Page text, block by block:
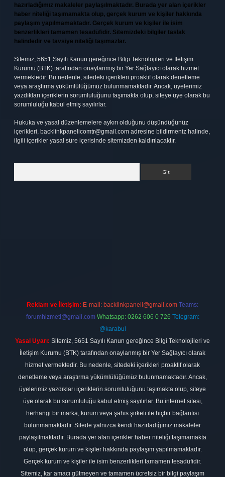
hazırladığımız makaleler paylaşılmaktadır. Burada yer alan içerikler
haber niteliği taşımamakta olup, gerçek kurum ve kişiler hakkında
paylaşım yapılmamaktadır. Gerçek kurum ve kişiler ile isim
benzerlikleri tamamen tesadüfidir. Sitemizdeki bilgiler taslak
halindedir ve tavsiye niteliği taşımazlar.
Sitemiz, 5651 Sayılı Kanun gereğince Bilgi Teknolojileri ve İletişim
Kurumu (BTK) tarafından onaylanmış bir Yer Sağlayıcı olarak hizmet
vermektedir. Bu nedenle, sitedeki içerikleri proaktif olarak denetleme
veya araştırma yükümlülüğümüz bulunmamaktadır. Ancak, üyelerimiz
yazdıkları içeriklerin sorumluluğunu taşımakta olup, siteye üye olarak bu
sorumluluğu kabul etmiş sayılırlar.
Hukuka ve yasal düzenlemelere aykırı olduğunu düşündüğünüz
içerikleri, backlinkpanelicomtr@gmail.com adresine bildirmeniz halinde,
ilgili içerikler yasal süre içerisinde sitemizden kaldırılacaktır.
Reklam ve İletişim: E-mail: backlinkpaneli@gmail.com Teams:
forumhizmeti@gmail.com Whatsapp: 0262 606 0 726 Telegram:
@karabul
Yasal Uyarı: Sitemiz, 5651 Sayılı Kanun gereğince Bilgi Teknolojileri ve
İletişim Kurumu (BTK) tarafından onaylanmış bir Yer Sağlayıcı olarak
hizmet vermektedir. Bu nedenle, sitedeki içerikleri proaktif olarak
denetleme veya araştırma yükümlülüğümüz bulunmamaktadır. Ancak,
üyelerimiz yazdıkları içeriklerin sorumluluğunu taşımakta olup, siteye
üye olarak bu sorumluluğu kabul etmiş sayılırlar. Bu internet sitesi,
herhangi bir marka, kurum veya şahıs şirketi ile hiçbir bağlantısı
bulunmamaktadır. Sitede yalnızca kendi hazırladığımız makaleler
paylaşılmaktadır. Burada yer alan içerikler haber niteliği taşımamakta
olup, gerçek kurum ve kişiler hakkında paylaşım yapılmamaktadır.
Gerçek kurum ve kişiler ile isim benzerlikleri tamamen tesadüfidir.
Sitemiz, kar amacı gütmeyen ve tamamen ücretsiz bir bilgi paylaşım